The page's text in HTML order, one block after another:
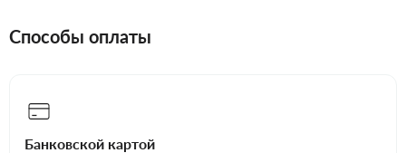
Способы оплаты
Банковской картой